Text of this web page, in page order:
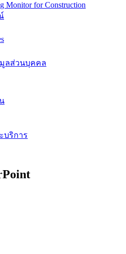
Monitor for Construction
ลส่วนบุคคล
บริการ